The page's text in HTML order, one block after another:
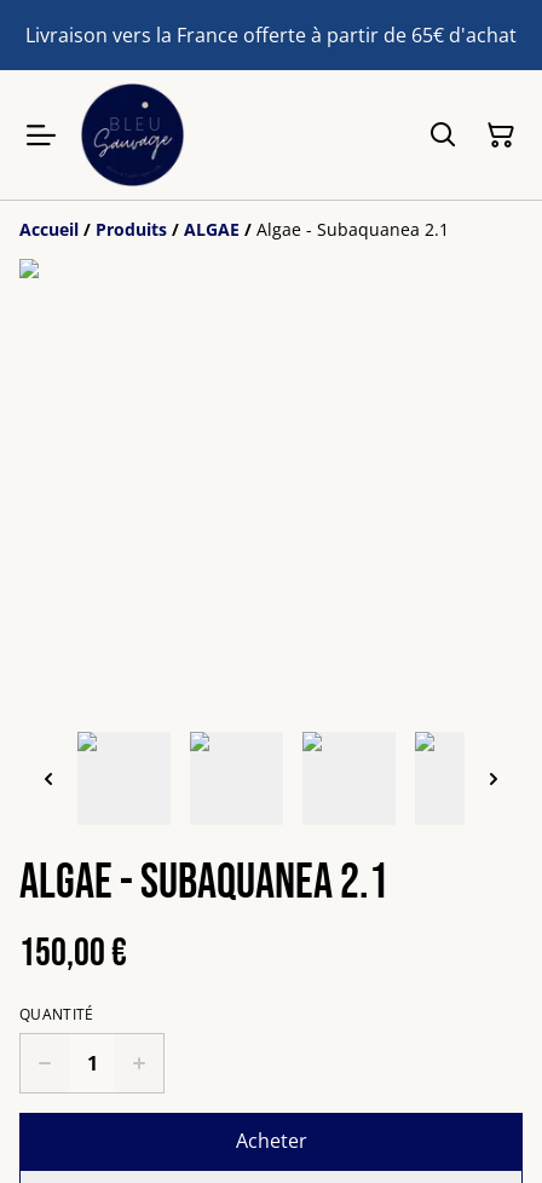
Livraison vers la France offerte à partir de 65€ d'achat
Accueil / Produits / ALGAE / Algae - Subaquanea 2.1
Algae - Subaquanea 2.1
150,00 €
QUANTITÉ
Acheter